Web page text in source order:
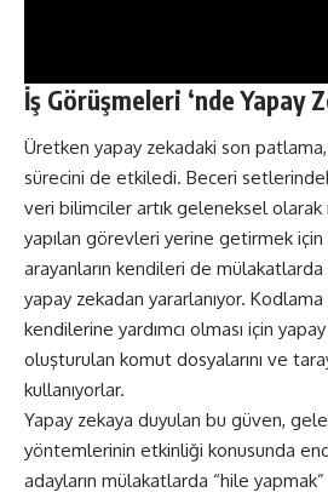
İş Görüşmeleri ‘nde Yapay
Üretken yapay zekadaki son
sürecini de etkiledi. Beceri
veri bilimciler artık geleneksel olarak
yapılan görevleri yerine getirmek için
arayanların kendileri de
yapay zekadan yararlanıyor. Kodlama
kendilerine yardımcı olması için
oluşturulan komut dosyalarını ve
kullanıyorlar.
Yapay zekaya duyulan bu güven,
yöntemlerinin etkinliği konusunda
adayların mülakatlarda “hile yapmak”